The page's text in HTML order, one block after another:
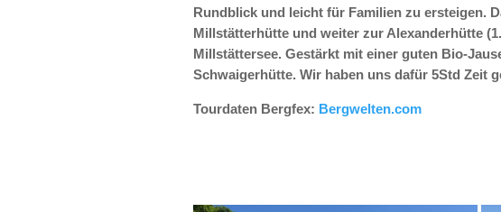
Rundblick und leicht für Familien zu ersteigen.
Millstätterhütte und weiter zur Alexanderhütte
Millstättersee. Gestärkt mit einer guten Bio-
Schwaigerhütte. Wir haben uns dafür 5Std Zeit
Tourdaten Bergfex: Bergwelten.com